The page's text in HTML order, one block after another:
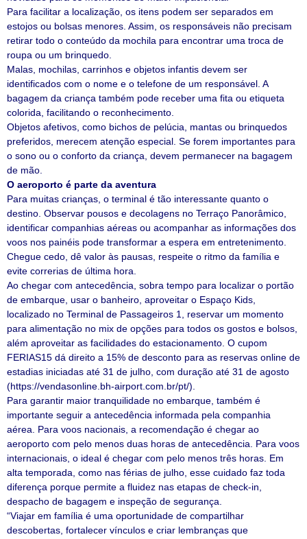
Para facilitar a localização, os itens podem ser separados em
estojos ou bolsas menores. Assim, os responsáveis não precisam
retirar todo o conteúdo da mochila para encontrar uma troca de
roupa ou um brinquedo.
Malas, mochilas, carrinhos e objetos infantis devem ser
identificados com o nome e o telefone de um responsável. A
bagagem da criança também pode receber uma fita ou etiqueta
colorida, facilitando o reconhecimento.
Objetos afetivos, como bichos de pelúcia, mantas ou brinquedos
preferidos, merecem atenção especial. Se forem importantes para
o sono ou o conforto da criança, devem permanecer na bagagem
de mão.
O aeroporto é parte da aventura
Para muitas crianças, o terminal é tão interessante quanto o
destino. Observar pousos e decolagens no Terraço Panorâmico,
identificar companhias aéreas ou acompanhar as informações dos
voos nos painéis pode transformar a espera em entretenimento.
Chegue cedo, dê valor às pausas, respeite o ritmo da família e
evite correrias de última hora.
Ao chegar com antecedência, sobra tempo para localizar o portão
de embarque, usar o banheiro, aproveitar o Espaço Kids,
localizado no Terminal de Passageiros 1, reservar um momento
para alimentação no mix de opções para todos os gostos e bolsos,
além aproveitar as facilidades do estacionamento. O cupom
FERIAS15 dá direito a 15% de desconto para as reservas online de
estadias iniciadas até 31 de julho, com duração até 31 de agosto
(https://vendasonline.bh-airport.com.br/pt/).
Para garantir maior tranquilidade no embarque, também é
importante seguir a antecedência informada pela companhia
aérea. Para voos nacionais, a recomendação é chegar ao
aeroporto com pelo menos duas horas de antecedência. Para voos
internacionais, o ideal é chegar com pelo menos três horas. Em
alta temporada, como nas férias de julho, esse cuidado faz toda
diferença porque permite a fluidez nas etapas de check-in,
despacho de bagagem e inspeção de segurança.
“Viajar em família é uma oportunidade de compartilhar
descobertas, fortalecer vínculos e criar lembranças que